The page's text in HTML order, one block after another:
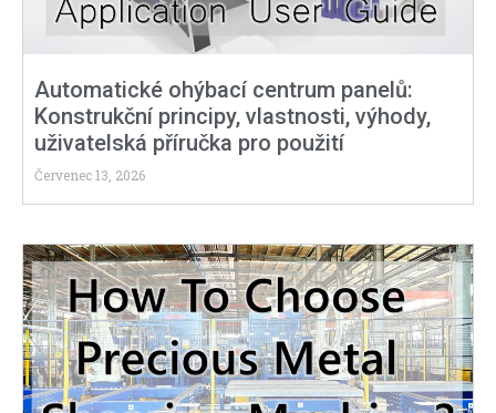
Automatické ohýbací centrum panelů:
Konstrukční principy, vlastnosti, výhody,
uživatelská příručka pro použití
Červenec 13, 2026